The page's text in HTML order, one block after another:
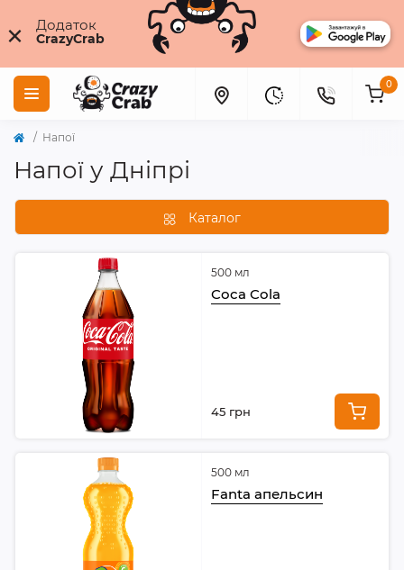
0
Напої
Напої у Дніпрі
Каталог
500 мл
Coca Cola
45 грн
500 мл
Fanta апельсин
× Додаток
CrazyCrab